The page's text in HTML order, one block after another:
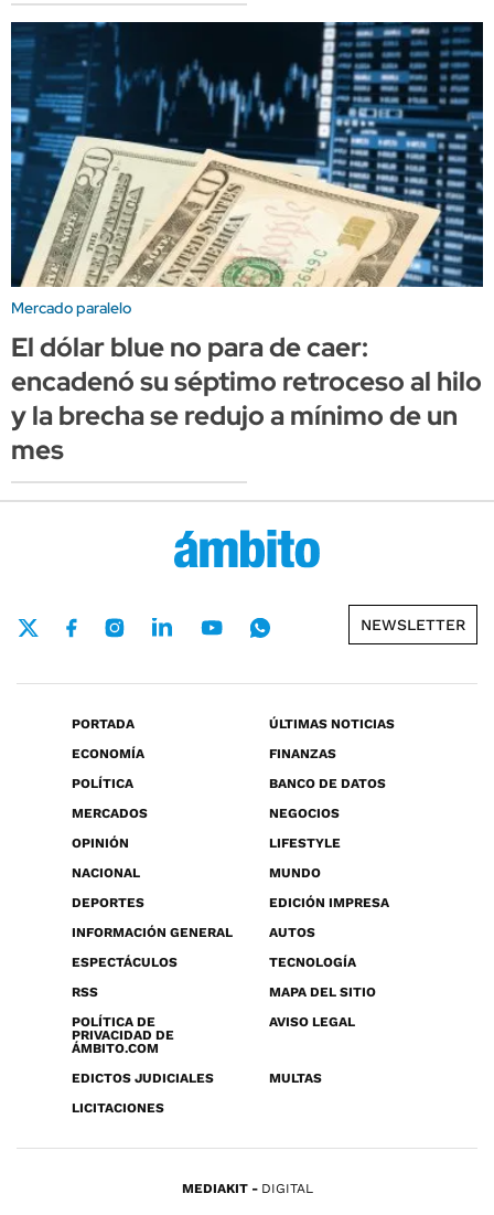
Mercado paralelo
El dólar blue no para de caer:
encadenó su séptimo retroceso al hilo
y la brecha se redujo a mínimo de un
mes
NEWSLETTER
PORTADA
ÚLTIMAS NOTICIAS
ECONOMÍA
FINANZAS
POLÍTICA
BANCO DE DATOS
MERCADOS
NEGOCIOS
OPINIÓN
LIFESTYLE
NACIONAL
MUNDO
DEPORTES
EDICIÓN IMPRESA
INFORMACIÓN GENERAL
AUTOS
ESPECTÁCULOS
TECNOLOGÍA
RSS
MAPA DEL SITIO
POLÍTICA DE
PRIVACIDAD DE
ÁMBITO.COM
AVISO LEGAL
EDICTOS JUDICIALES
MULTAS
LICITACIONES
MEDIAKIT DIGITAL